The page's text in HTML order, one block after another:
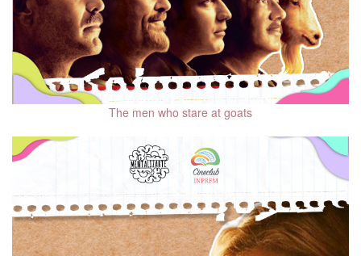
Salud mental en
población migrante
Beneficios de las
mascotas en la salud
mental
Salud mental de la
mujer
Salud Mental Perinatal
Diversidad sexual y
salud mental
The men who stare at goats